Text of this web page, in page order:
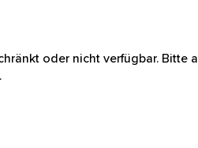
oder nicht verfügbar. Bitte